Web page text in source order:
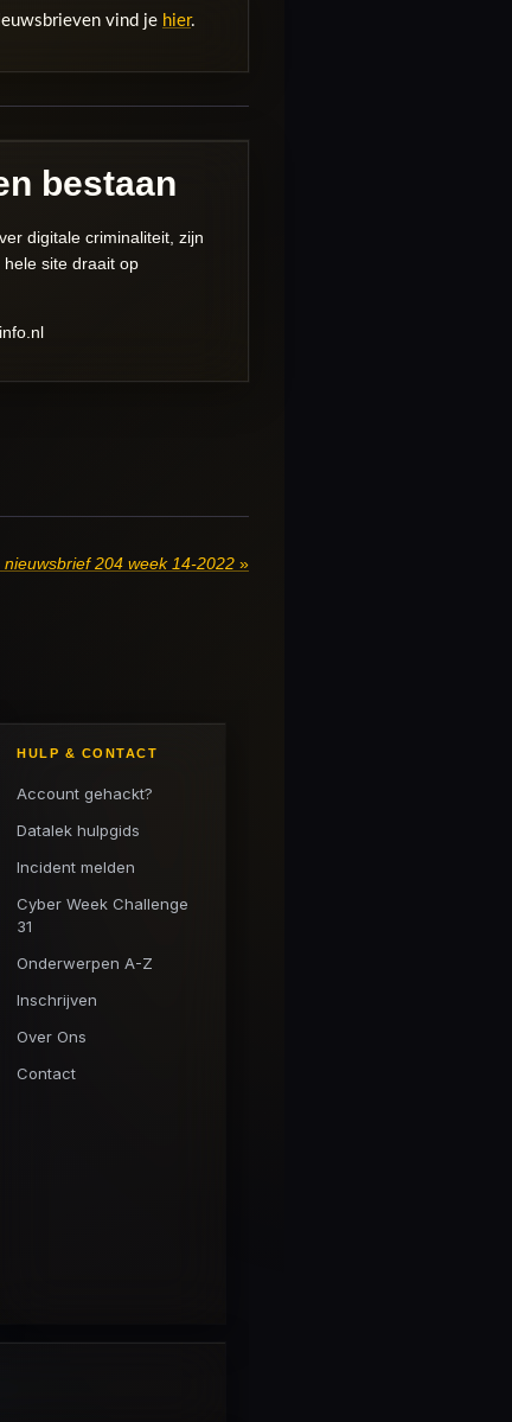
vind je hier.
bestaan
digitale criminaliteit, zijn
site draait op
204 week 14-2022 »
HULP & CONTACT
Account gehackt?
Datalek hulpgids
Incident melden
Cyber Week Challenge
31
Onderwerpen A-Z
Inschrijven
Over Ons
Contact